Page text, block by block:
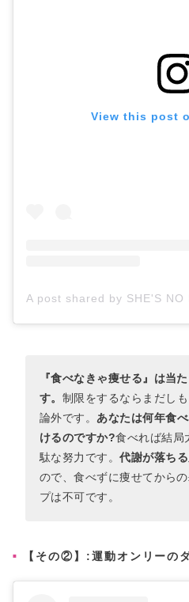
View this post
『食べなきゃ痩せる』は当
す。 制限をするならまだし
論外です。あなたは何年食
けるのですか?食べれば結局
駄な努力です。代謝が落ち
ので、食べずに痩せてから
プは不可です。
【その②】:運動オンリーの